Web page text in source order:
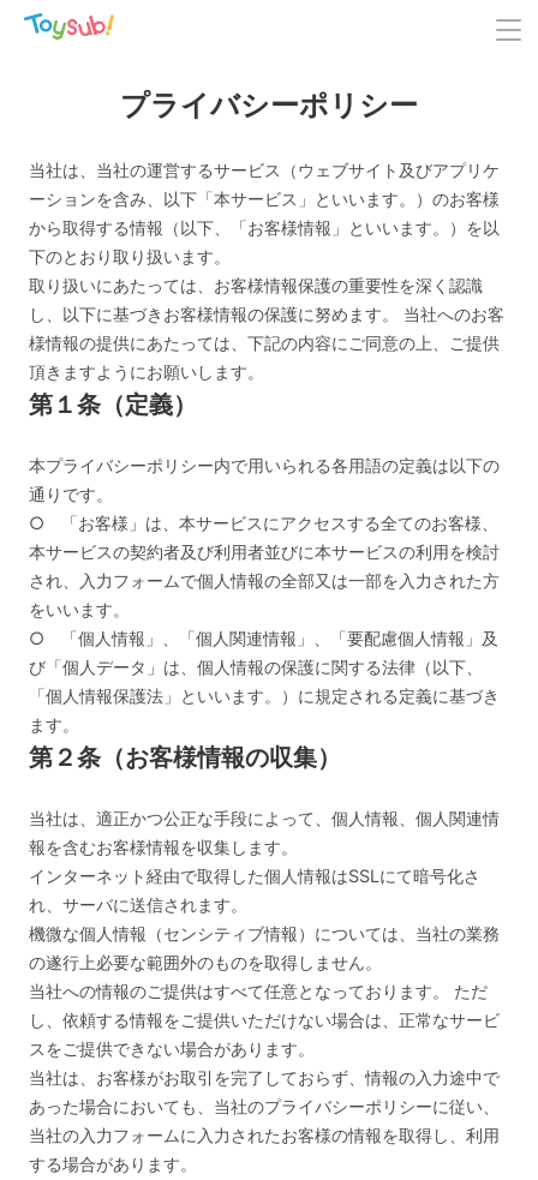
プライバシーポリシー
当社は、当社の運営するサービス（ウェブサイト及びアプリケ
ーションを含み、以下「本サービス」といいます。）のお客様
から取得する情報（以下、「お客様情報」といいます。）を以
下のとおり取り扱います。
取り扱いにあたっては、お客様情報保護の重要性を深く認識
し、以下に基づきお客様情報の保護に努めます。 当社へのお客
様情報の提供にあたっては、下記の内容にご同意の上、ご提供
頂きますようにお願いします。
第１条（定義）
本プライバシーポリシー内で用いられる各用語の定義は以下の
通りです。
○ 「お客様」は、本サービスにアクセスする全てのお客様、
本サービスの契約者及び利用者並びに本サービスの利用を検討
され、入力フォームで個人情報の全部又は一部を入力された方
をいいます。
○ 「個人情報」、「個人関連情報」、「要配慮個人情報」及
び「個人データ」は、個人情報の保護に関する法律（以下、
「個人情報保護法」といいます。）に規定される定義に基づき
ます。
第２条（お客様情報の収集）
当社は、適正かつ公正な手段によって、個人情報、個人関連情
報を含むお客様情報を収集します。
インターネット経由で取得した個人情報はSSLにて暗号化さ
れ、サーバに送信されます。
機微な個人情報（センシティブ情報）については、当社の業務
の遂行上必要な範囲外のものを取得しません。
当社への情報のご提供はすべて任意となっております。 ただ
し、依頼する情報をご提供いただけない場合は、正常なサービ
スをご提供できない場合があります。
当社は、お客様がお取引を完了しておらず、情報の入力途中で
あった場合においても、当社のプライバシーポリシーに従い、
当社の入力フォームに入力されたお客様の情報を取得し、利用
する場合があります。